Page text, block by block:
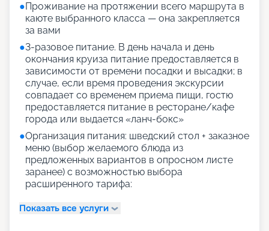
●Проживание на протяжении всего маршрута в
каюте выбранного класса — она закрепляется
за вами
●3-разовое питание. В день начала и день
окончания круиза питание предоставляется в
зависимости от времени посадки и высадки; в
случае, если время проведения экскурсии
совпадает со временем приема пищи, гостю
предоставляется питание в ресторане/кафе
города или выдается «ланч-бокс»
●Организация питания: шведский стол + заказное
меню (выбор желаемого блюда из
предложенных вариантов в опросном листе
заранее) с возможностью выбора
расширенного тарифа:
Показать все услуги